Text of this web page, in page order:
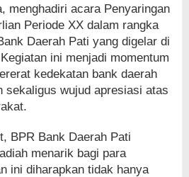
menghadiri acara Penyaringan
Periode XX dalam rangka
Daerah Pati yang digelar di
ini menjadi momentum
kedekatan bank daerah
sekaligus wujud apresiasi atas
BPR Bank Daerah Pati
menarik bagi para
ini diharapkan tidak hanya